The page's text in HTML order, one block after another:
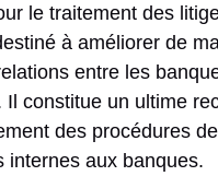
le traitement des
à améliorer de
entre les
Il constitue un ultime
des procédures de
internes aux banques.